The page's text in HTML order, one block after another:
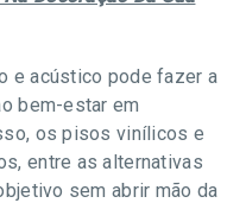
e acústico pode fazer a
bem-estar em
os pisos vinílicos e
entre as alternativas
sem abrir mão da